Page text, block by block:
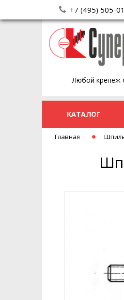
+7 (495) 505-
Любой крепеж
КАТАЛОГ
Главная